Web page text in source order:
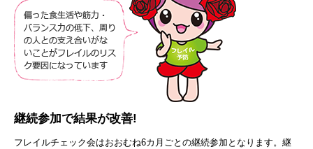
継続参加で結果が改善!
フレイルチェック会はおおむね6カ月ごとの継続参加となります。継